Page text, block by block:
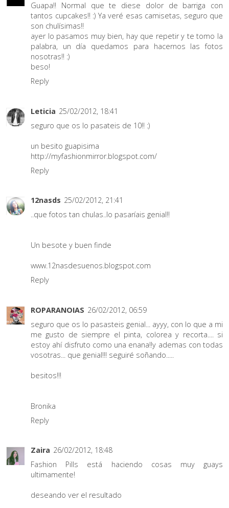
Guapa!! Normal que te diese dolor de barriga con
tantos cupcakes!! :) Ya veré esas camisetas, seguro que
son chulísimas!!
ayer lo pasamos muy bien, hay que repetir y te tomo la
palabra, un día quedamos para hacernos las fotos
nosotras!! :)
beso!
Reply
Leticia 25/02/2012, 18:41
seguro que os lo pasateis de 10!! :)
un besito guapisima
http://myfashionmirror.blogspot.com/
Reply
12nasds 25/02/2012, 21:41
..que fotos tan chulas..lo pasaríais genial!!
Un besote y buen finde
www.12nasdesuenos.blogspot.com
Reply
ROPARANOIAS 26/02/2012, 06:59
seguro que os lo pasasteis genial... ayyy, con lo que a mi
me gusto de siempre el pinta, colorea y recorta.... si
estoy ahí disfruto como una enana!!y ademas con todas
vosotras... que genial!!! seguiré soñando.....
besitos!!!
Bronika
Reply
Zaira 26/02/2012, 18:48
Fashion Pills está haciendo cosas muy guays
ultimamente!
deseando ver el resultado